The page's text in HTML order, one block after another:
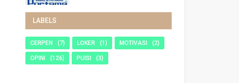
LABELS
CERPEN (7) LOKER (1) MOTIVASI (2)
OPINI (126) PUISI (3)